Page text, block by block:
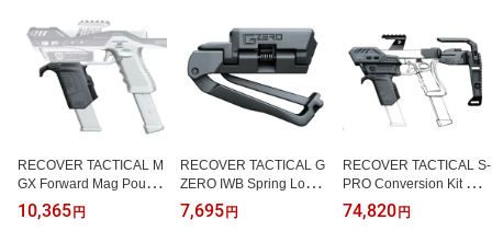
RECOVER TACTICAL M
GX Forward Mag Pouch
20/20シリーズ用マググ
リップ フォワードマガジ
10,365 円
RECOVER TACTICAL G
ZERO IWB Spring Loade
d Clip Holster コンシー
ルドキャリー クリップホ
7,695 円
RECOVER TACTICAL S-
PRO Conversion Kit GL
OCK用 コンバージョン
キット
74,820 円